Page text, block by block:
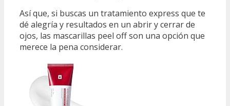
Así que, si buscas un tratamiento express que te
dé alegría y resultados en un abrir y cerrar de
ojos, las mascarillas peel off son una opción que
merece la pena considerar.